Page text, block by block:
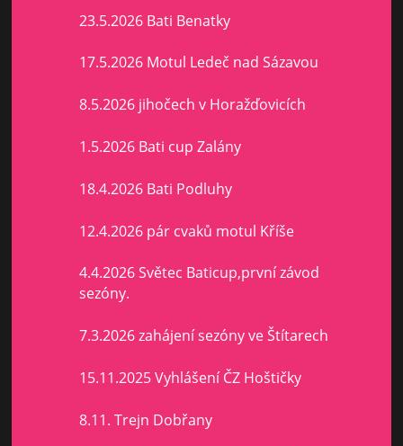
23.5.2026 Bati Benatky
17.5.2026 Motul Ledeč nad Sázavou
8.5.2026 jihočech v Horažďovicích
1.5.2026 Bati cup Zalány
18.4.2026 Bati Podluhy
12.4.2026 pár cvaků motul Kříše
4.4.2026 Světec Baticup,první závod
sezóny.
7.3.2026 zahájení sezóny ve Štítarech
15.11.2025 Vyhlášení ČZ Hoštičky
8.11. Trejn Dobřany